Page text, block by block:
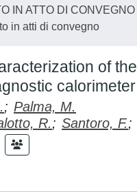
IN ATTO DI CONVEGNO
in atti di convegno
of the
calorimeter
; Palma, M.
R.; Santoro, F.;